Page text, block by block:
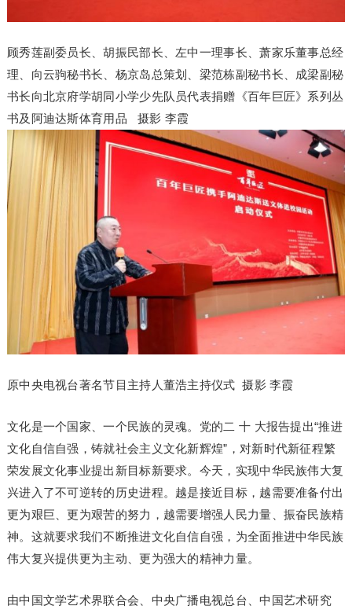
顾秀莲副委员长、胡振民部长、左中一理事长、萧家乐董事总经
理、向云驹秘书长、杨京岛总策划、梁范栋副秘书长、成梁副秘
书长向北京府学胡同小学少先队员代表捐赠《百年巨匠》系列丛
书及阿迪达斯体育用品 摄影 李霞
原中央电视台著名节目主持人董浩主持仪式 摄影 李霞
文化是一个国家、一个民族的灵魂。党的二 十 大报告提出“推进
文化自信自强，铸就社会主义文化新辉煌”，对新时代新征程繁
荣发展文化事业提出新目标新要求。今天，实现中华民族伟大复
兴进入了不可逆转的历史进程。越是接近目标，越需要准备付出
更为艰巨、更为艰苦的努力，越需要增强人民力量、振奋民族精
神。这就要求我们不断推进文化自信自强，为全面推进中华民族
伟大复兴提供更为主动、更为强大的精神力量。
由中国文学艺术界联合会、中央广播电视总台、中国艺术研究